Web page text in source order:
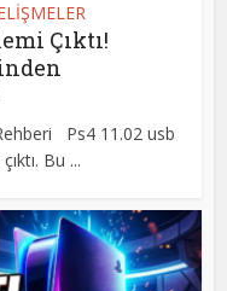
Çıktı!
Ps4 11.02 usb
Bu ...